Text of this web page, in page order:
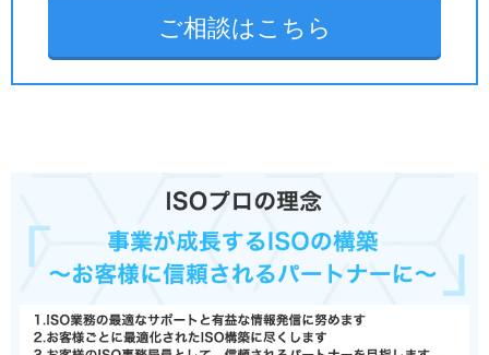
ご相談はこちら